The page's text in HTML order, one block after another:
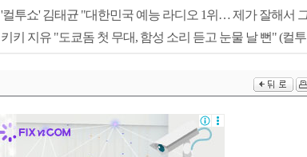
'컬투쇼' 김태균 "대한민국 예능 라디오 1위… 제가 잘해서
키키 지유 "도쿄돔 첫 무대, 함성 소리 듣고 눈물 날 뻔" (컬